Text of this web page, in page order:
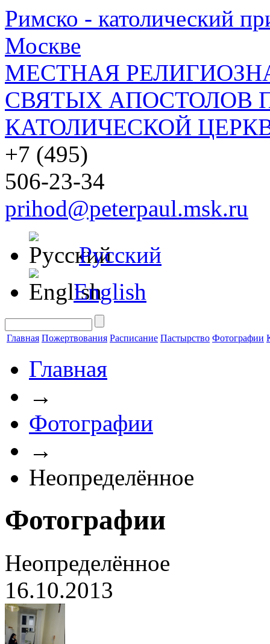
Римско - католический
Москве
МЕСТНАЯ
СВЯТЫХ АПОСТОЛОВ
КАТОЛИЧЕСКОЙ
+7 (495)
506-23-34
prihod@peterpaul.msk.ru
Русский
English
Главная Пожертвования Расписание Пастырство Фотографии
Главная
→
Фотографии
→
Неопределённое
Фотографии
Неопределённое
16.10.2013